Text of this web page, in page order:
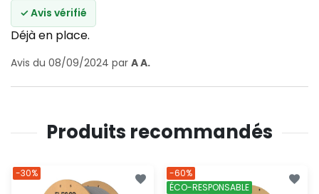
✓ Avis vérifié
Déjà en place.
Avis du 08/09/2024 par A A.
Produits recommandés
-30%
-60%
ÉCO-RESPONSABLE